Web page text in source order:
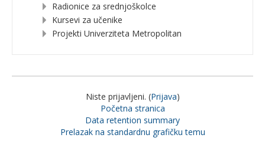
Radionice za srednjoškolce
Kursevi za učenike
Projekti Univerziteta Metropolitan
Niste prijavljeni. (Prijava)
Početna stranica
Data retention summary
Prelazak na standardnu grafičku temu